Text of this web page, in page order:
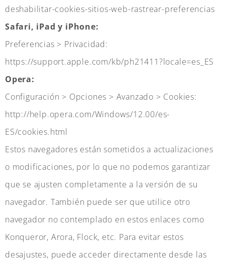
deshabilitar-cookies-sitios-web-rastrear-preferencias
Safari, iPad y iPhone:
Preferencias > Privacidad:
https://support.apple.com/kb/ph21411?locale=es_ES
Opera:
Configuración > Opciones > Avanzado > Cookies:
http://help.opera.com/Windows/12.00/es-
ES/cookies.html
Estos navegadores están sometidos a actualizaciones
o modificaciones, por lo que no podemos garantizar
que se ajusten completamente a la versión de su
navegador. También puede ser que utilice otro
navegador no contemplado en estos enlaces como
Konqueror, Arora, Flock, etc. Para evitar estos
desajustes, puede acceder directamente desde las